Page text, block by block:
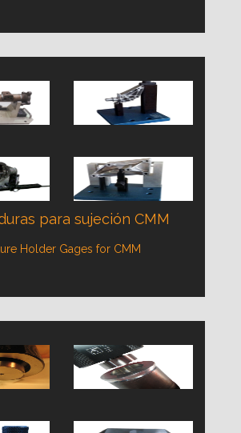
para sujeción CMM
Holder Gages for CMM